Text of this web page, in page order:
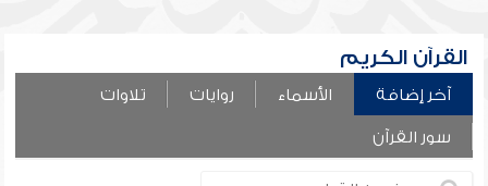
القرآن الكريم
آخر إضافة الأسماء روايات تلاوات
سور القرآن